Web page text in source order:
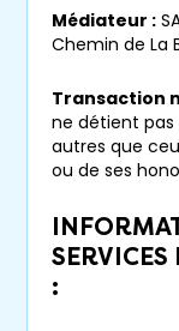
Médiateur :
Chemin de La
Transaction
ne détient pas
autres que
ou de ses
SERVICES
: